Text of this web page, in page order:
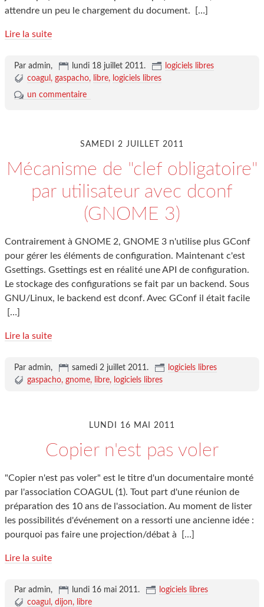
attendre un peu le chargement du document.
[…]
Lire la suite
Par admin, lundi 18 juillet 2011.
logiciels libres
coagul
gaspacho libre
logiciels libres
un commentaire
SAMEDI 2 JUILLET 2011
Mécanisme de "clef obligatoire"
par utilisateur avec dconf
(GNOME 3)
Contrairement à GNOME 2, GNOME 3 n'utilise plus GConf
pour gérer les éléments de configuration. Maintenant c'est
Gsettings. Gsettings est en réalité une API de configuration.
Le stockage des configurations se fait par un backend. Sous
GNU/Linux, le backend est dconf. Avec GConf il était facile
[…]
Lire la suite
Par admin, samedi 2 juillet 2011.
logiciels libres
gaspacho gnome libre logiciels libres
LUNDI 16 MAI 2011
Copier n'est pas voler
"Copier n'est pas voler" est le titre d'un documentaire monté
par l'association COAGUL (1). Tout part d'une réunion de
préparation des 10 ans de l'association. Au moment de lister
les possibilités d'événement on a ressorti une ancienne idée :
pourquoi pas faire une projection/débat à
[…]
Lire la suite
Par admin, lundi 16 mai 2011.
logiciels libres
coagul
dijon
libre